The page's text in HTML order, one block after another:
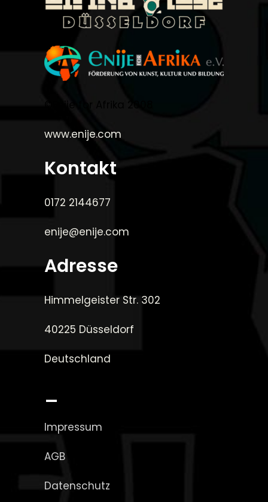
www.enije.com
Kontakt
0172 2144677
enije@enije.com
Adresse
Himmelgeister Str. 302
40225 Düsseldorf
Deutschland
_
Impressum
AGB
Datenschutz